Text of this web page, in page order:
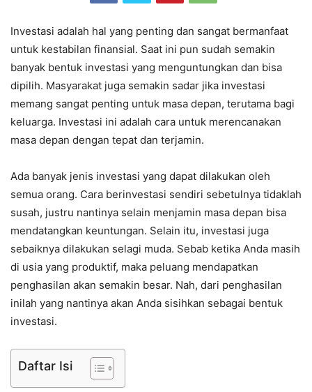
Investasi adalah hal yang penting dan sangat bermanfaat
untuk kestabilan finansial. Saat ini pun sudah semakin
banyak bentuk investasi yang menguntungkan dan bisa
dipilih. Masyarakat juga semakin sadar jika investasi
memang sangat penting untuk masa depan, terutama bagi
keluarga. Investasi ini adalah cara untuk merencanakan
masa depan dengan tepat dan terjamin.
Ada banyak jenis investasi yang dapat dilakukan oleh
semua orang. Cara berinvestasi sendiri sebetulnya tidaklah
susah, justru nantinya selain menjamin masa depan bisa
mendatangkan keuntungan. Selain itu, investasi juga
sebaiknya dilakukan selagi muda. Sebab ketika Anda masih
di usia yang produktif, maka peluang mendapatkan
penghasilan akan semakin besar. Nah, dari penghasilan
inilah yang nantinya akan Anda sisihkan sebagai bentuk
investasi.
Daftar Isi